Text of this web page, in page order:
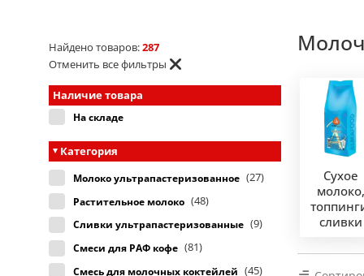
Сухое
молоко,
сливки
Найдено товаров:287
Отменить все фильтры
Наличие товара
На складе
Категория
Молоко ультрапастеризованное (27)
Растительное молоко (48)
Сливки ультрапастеризованные (9)
Смеси для РАФ кофе (81)
Смесь для молочных коктейлей (45)